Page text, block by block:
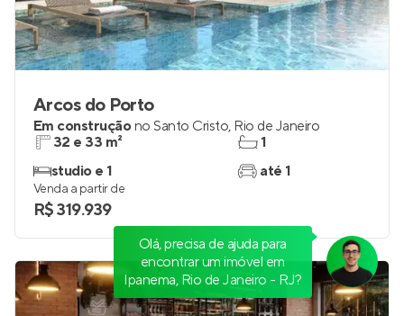
Arcos do Porto
Em construçãono Santo Cristo, Rio de Janeiro
32 e 33 m²
studio e 1
1
até 1
Venda a partir de
R$ 319.939
Olá, precisa de ajuda para
encontrar um imóvel em
Ipanema, Rio de Janeiro - RJ?